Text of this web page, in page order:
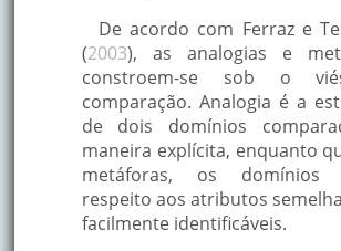
De acordo com Ferraz e
(2003), as analogias e
constroem-se sob o
comparação. Analogia é a
de dois domínios
maneira explícita, enquanto
metáforas, os domínios
respeito aos atributos
facilmente identificáveis.